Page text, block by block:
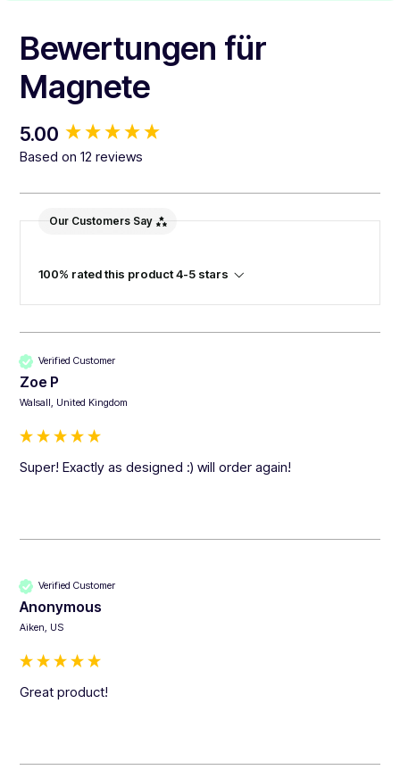
Bewertungen für
Magnete
5.00
Based on 12 reviews
Our Customers Say
100% rated this product 4-5 stars
Verified Customer
Zoe P
Walsall, United Kingdom
Super! Exactly as designed :) will order again!
Verified Customer
Anonymous
Aiken, US
Great product!
New content loaded